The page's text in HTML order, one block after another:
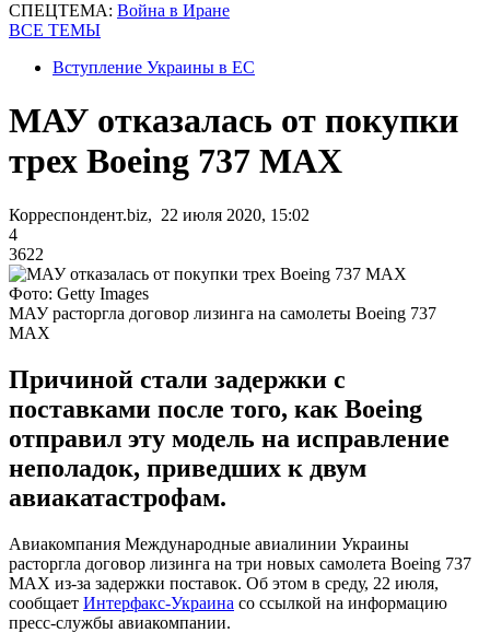
СПЕЦТЕМА: Война в Иране
ВСЕ ТЕМЫ
Вступление Украины в ЕС
МАУ отказалась от покупки
трех Boeing 737 MAX
Корреспондент.biz, 22 июля 2020, 15:02
4
3622
Фото: Getty Images
МАУ расторгла договор лизинга на самолеты Boeing 737
MAX
Причиной стали задержки с
поставками после того, как Boeing
отправил эту модель на исправление
неполадок, приведших к двум
авиакатастрофам.
Авиакомпания Международные авиалинии Украины
расторгла договор лизинга на три новых самолета Boeing 737
MAX из-за задержки поставок. Об этом в среду, 22 июля,
сообщает Интерфакс-Украина со ссылкой на информацию
пресс-службы авиакомпании.